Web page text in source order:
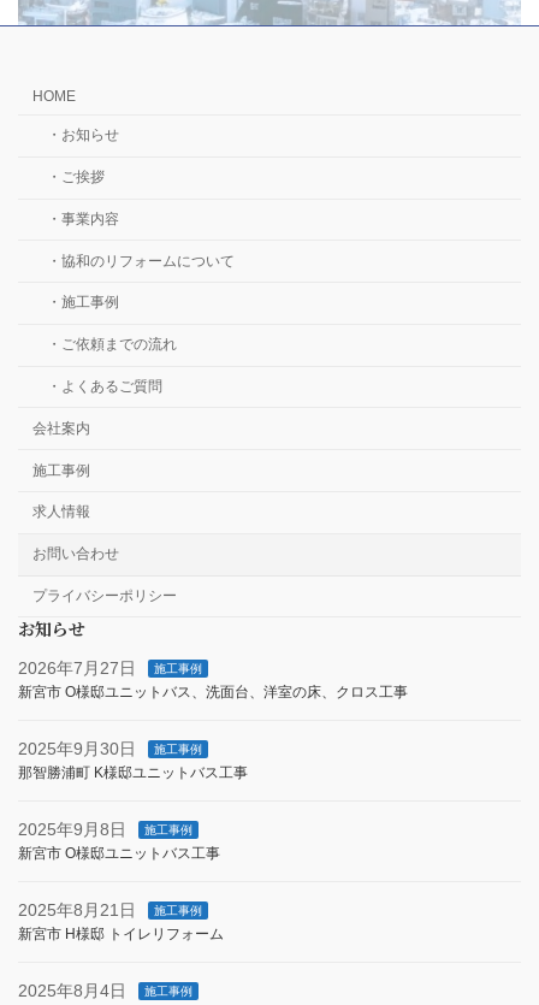
HOME
・お知らせ
・ご挨拶
・事業内容
・協和のリフォームについて
・施工事例
・ご依頼までの流れ
・よくあるご質問
会社案内
施工事例
求人情報
お問い合わせ
プライバシーポリシー
お知らせ
2026年7月27日 施工事例
新宮市 O様邸ユニットバス、洗面台、洋室の床、クロス工事
2025年9月30日 施工事例
那智勝浦町 K様邸ユニットバス工事
2025年9月8日 施工事例
新宮市 O様邸ユニットバス工事
2025年8月21日 施工事例
新宮市 H様邸 トイレリフォーム
2025年8月4日 施工事例